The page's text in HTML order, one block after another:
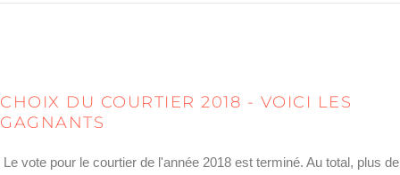
CHOIX DU COURTIER 2018 - VOICI LES
GAGNANTS
Le vote pour le courtier de l'année 2018 est terminé. Au total, plus de